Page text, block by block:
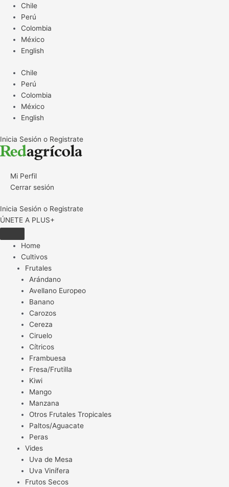
contenido
Chile
Perú
Colombia
México
English
Chile
Perú
Colombia
México
English
Inicia Sesión o Registrate
Mi Perfil
Cerrar sesión
Inicia Sesión o Registrate
ÚNETE A PLUS+
Home
Cultivos
Frutales
Arándano
Avellano Europeo
Banano
Carozos
Cereza
Ciruelo
Cítricos
Frambuesa
Fresa/Frutilla
Kiwi
Mango
Manzana
Otros Frutales Tropicales
Paltos/Aguacate
Peras
Vides
Uva de Mesa
Uva Vinífera
Frutos Secos